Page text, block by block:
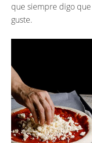
que siempre digo
guste.